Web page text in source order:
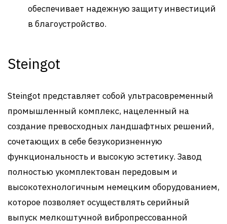
обеспечивает надежную защиту инвестиций
в благоустройство.
Steingot
Steingot представляет собой ультрасовременный
промышленный комплекс, нацеленный на
создание превосходных ландшафтных решений,
сочетающих в себе безукоризненную
функциональность и высокую эстетику. Завод
полностью укомплектован передовым и
высокотехнологичным немецким оборудованием,
которое позволяет осуществлять серийный
выпуск мелкоштучной вибропрессованной